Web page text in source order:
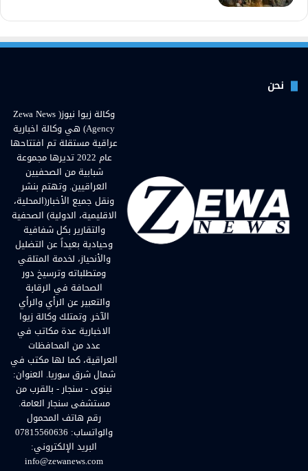
نحن
وكالة زيوا نيوز( Zewa News
Agency) هي وكالة اخبارية
عراقية مستقلة تم افتتاحها
عام 2022 تديرها مجموعة
شبابية من الصحفيين
العراقيين. وتهتم بنشر
ونقل جميع الأخبار(المحلية،
الاقليمية، الدولية) الصحفية
والتقارير بكل شفافية
وحيادية بعيداً عن التضليل
والأنحياز، لخدمة المتلقي
ومتطلباته وترسيخ دور
الصحافة في الرقابة
والتعبير عن الرأي والرأي
الآخر. وتمتلك وكالة زيوا
الاخبارية عدة مكاتب في
عدد من المحافظات
العراقية، كما لها مكتب في
شمال شرق سوريا. العنوان:
نينوى - سنجار - بالقرب من
مستشفى سنجار العامة.
رقم هاتف المحمول
والواتساب: 07815560636
البريد الإلكتروني:
info@zewanews.com